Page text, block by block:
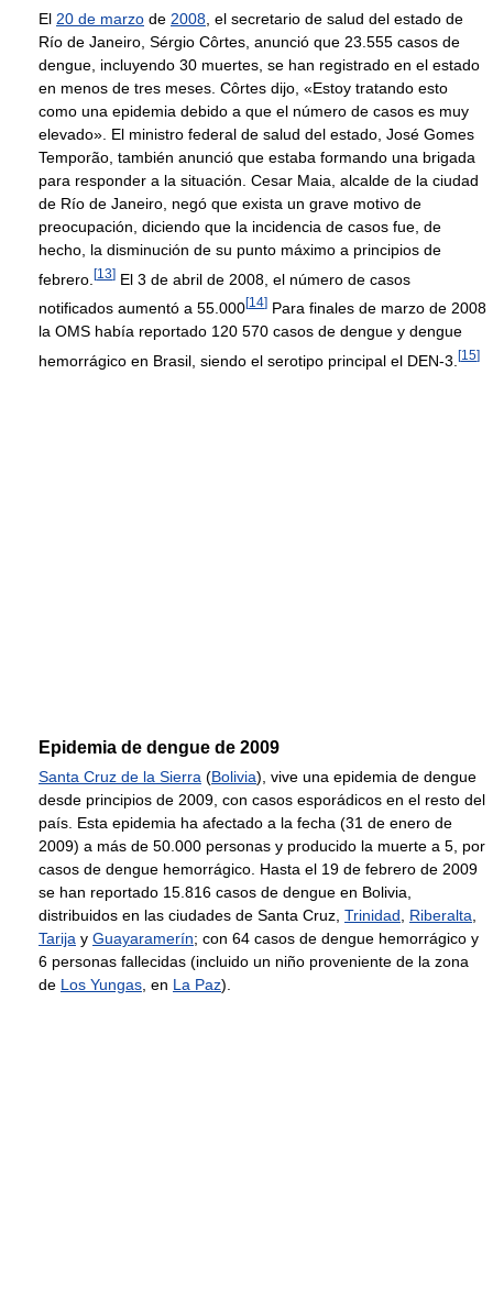
El 20 de marzo de 2008 , el secretario de salud del estado de
Río de Janeiro, Sérgio Côrtes, anunció que 23.555 casos de
dengue, incluyendo 30 muertes, se han registrado en el estado
en menos de tres meses. Côrtes dijo, «Estoy tratando esto
como una epidemia debido a que el número de casos es muy
elevado». El ministro federal de salud del estado, José Gomes
Temporão, también anunció que estaba formando una brigada
para responder a la situación. Cesar Maia, alcalde de la ciudad
de Río de Janeiro, negó que exista un grave motivo de
preocupación, diciendo que la incidencia de casos fue, de
hecho, la disminución de su punto máximo a principios de
febrero. [13] El 3 de abril de 2008, el número de casos
notificados aumentó a 55.000[14] Para finales de marzo de 2008
la OMS había reportado 120 570 casos de dengue y dengue
hemorrágico en Brasil, siendo el serotipo principal el DEN-3. [15]
Epidemia de dengue de 2009
Santa Cruz de la Sierra (Bolivia), vive una epidemia de dengue
desde principios de 2009, con casos esporádicos en el resto del
país. Esta epidemia ha afectado a la fecha (31 de enero de
2009) a más de 50.000 personas y producido la muerte a 5, por
casos de dengue hemorrágico. Hasta el 19 de febrero de 2009
se han reportado 15.816 casos de dengue en Bolivia,
distribuidos en las ciudades de Santa Cruz, Trinidad Riberalta
Tarija y Guayaramerín; con 64 casos de dengue hemorrágico y
6 personas fallecidas (incluido un niño proveniente de la zona
de Los Yungas , en La Paz).